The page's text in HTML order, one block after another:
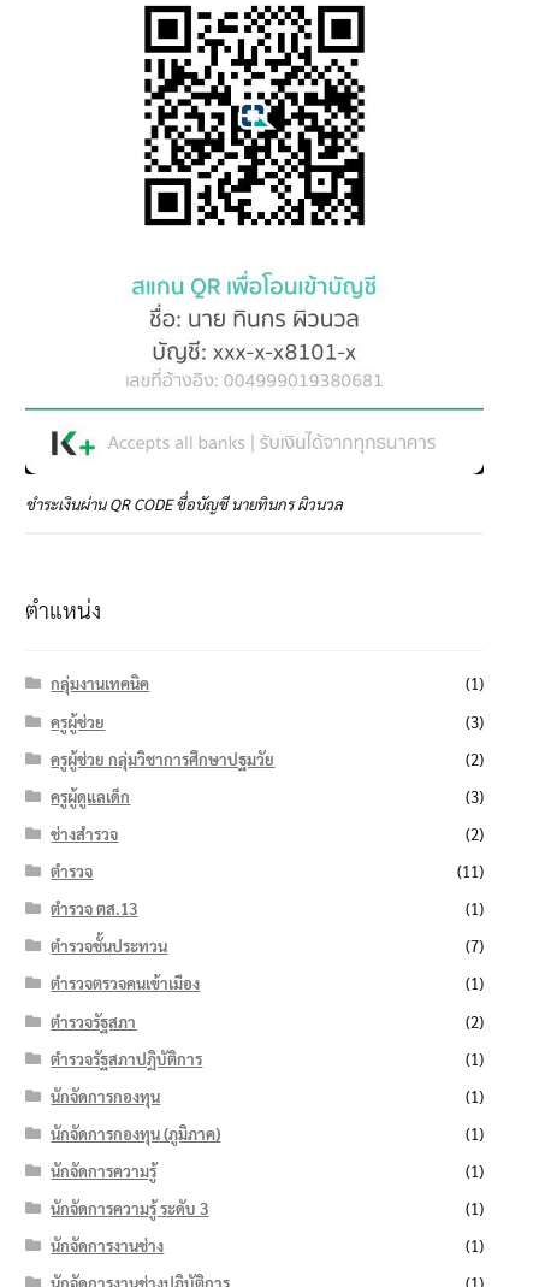
ชำระเงินผ่าน QR CODE ชื่อบัญชี นายทินกร ผิวนวล
ตำแหน่ง
กลุ่มงานเทคนิค
(1)
ครูผู้ช่วย
(3)
ครูผู้ช่วย กลุ่มวิชาการศึกษาปฐมวัย
(2)
ครูผู้ดูแลเด็ก
(3)
ช่างสำรวจ
(2)
ตำรวจ
(11)
ตำรวจ ตส.13
(1)
ตำรวจชั้นประทวน
(7)
ตำรวจตรวจคนเข้าเมือง
(1)
ตำรวจรัฐสภา
(2)
ตำรวจรัฐสภาปฏิบัติการ
(1)
นักจัดการกองทุน
(1)
นักจัดการกองทุน (ภูมิภาค)
(1)
นักจัดการความรู้
(1)
นักจัดการความรู้ ระดับ 3
(1)
นักจัดการงานช่าง
(1)